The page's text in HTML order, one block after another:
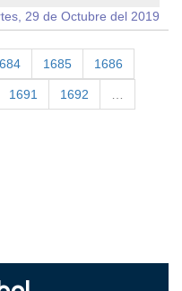
29 de Octubre del 2019
1685 1686
1691 1692